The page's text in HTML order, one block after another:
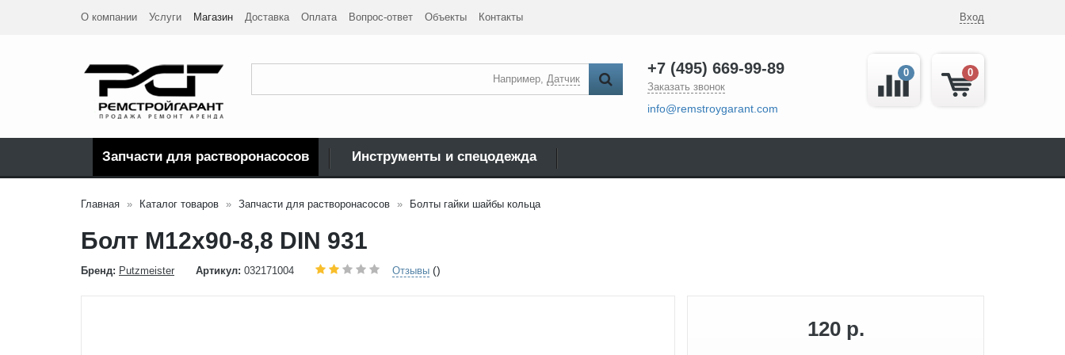
О компании Услуги Магазин Доставка Оплата Вопрос-ответ Объекты Контакты Вход
Например, Датчик
+7 (495) 669-99-89
Заказать звонок
info@remstroygarant.com
0
0
Запчасти для растворонасосов Инструменты и спецодежда
Главная Каталог товаров Запчасти для растворонасосов Болты гайки шайбы кольца
Болт М12x90-8,8 DIN 931
Бренд: Putzmeister Артикул: 032171004 Отзывы ()
120 р.